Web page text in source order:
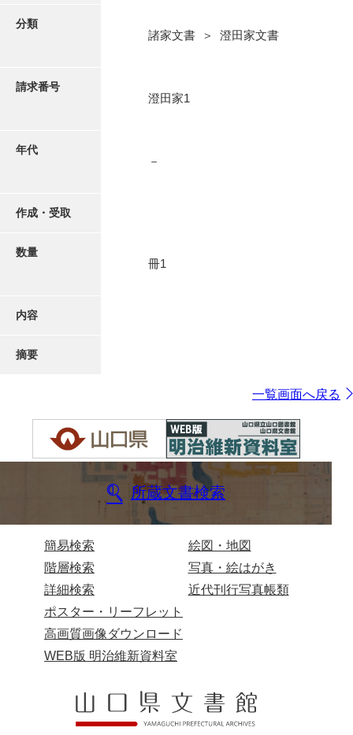
写真・絵はがき
近代刊行写真帳類
分類
諸家文書 ＞ 澄田家文書
請求番号
澄田家1
年代
－
作成・受取
数量
冊1
内容
摘要
一覧画面へ戻る
所蔵文書検索
簡易検索
階層検索
詳細検索
絵図・地図
写真・絵はがき
近代刊行写真帳類
ポスター・リーフレット
高画質画像ダウンロード
WEB版 明治維新資料室